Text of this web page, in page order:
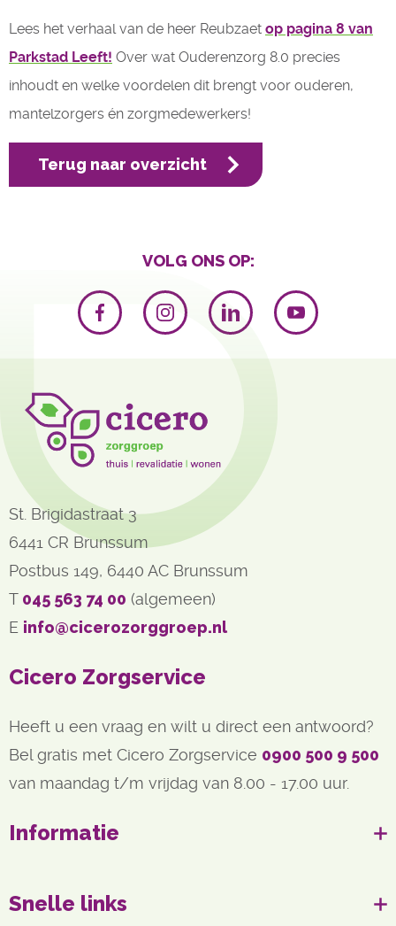
Lees het verhaal van de heer Reubzaet op pagina 8 van
Parkstad Leeft! Over wat Ouderenzorg 8.0 precies
inhoudt en welke voordelen dit brengt voor ouderen,
mantelzorgers én zorgmedewerkers!
Terug naar overzicht
VOLG ONS OP:
St. Brigidastraat 3
6441 CR Brunssum
Postbus 149, 6440 AC Brunssum
T 045 563 74 00 (algemeen)
E info@cicerozorggroep.nl
Cicero Zorgservice
Heeft u een vraag en wilt u direct een antwoord?
Bel gratis met Cicero Zorgservice 0900 500 9 500
van maandag t/m vrijdag van 8.00 - 17.00 uur.
Informatie
Snelle links